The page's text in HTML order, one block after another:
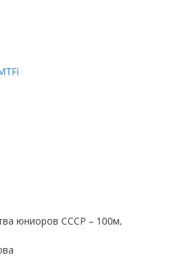
юниоров СССР – 100м,